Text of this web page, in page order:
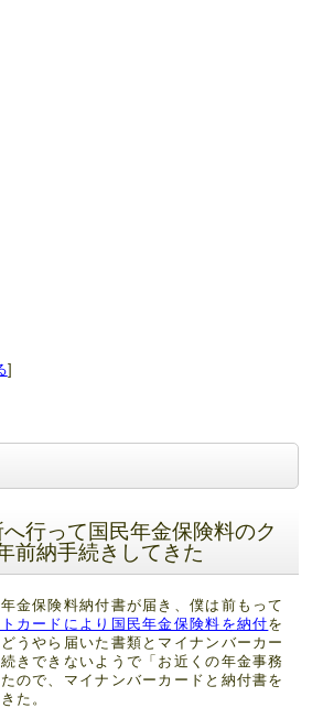
]
行って国民年金保険料のク
前納手続きしてきた
金保険料納付書が届き、僕は前もって
カードにより国民年金保険料を納付を
うやら届いた書類とマイナンバーカー
きできないようで「お近くの年金事務
ので、マイナンバーカードと納付書を
た。